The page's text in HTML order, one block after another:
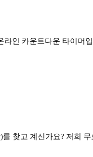
인 카운트다운 타이머
를 찾고 계신가요? 저희